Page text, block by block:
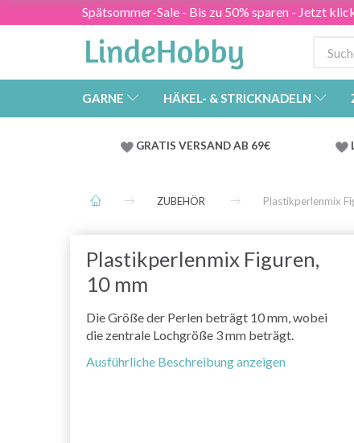
Spätsommer-Sale - Bis zu 50% sparen - Jetzt
GARNE HÄKEL- & STRICKNADELN
GRATIS VERSAND AB 69€
ZUBEHÖR Plastikperlenmix
Plastikperlenmix Figuren,
10 mm
Die Größe der Perlen beträgt 10 mm, wobei
die zentrale Lochgröße 3 mm beträgt.
Ausführliche Beschreibung anzeigen